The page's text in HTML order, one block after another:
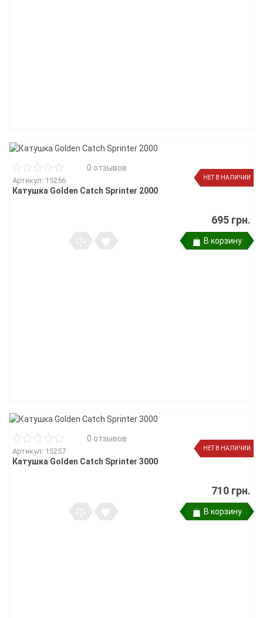
НЕТ В НАЛИЧИИ
0 отзывов
Артикул: 15256
Катушка Golden Catch Sprinter 2000
695 грн.
В корзину
НЕТ В НАЛИЧИИ
0 отзывов
Артикул: 15257
Катушка Golden Catch Sprinter 3000
710 грн.
В корзину